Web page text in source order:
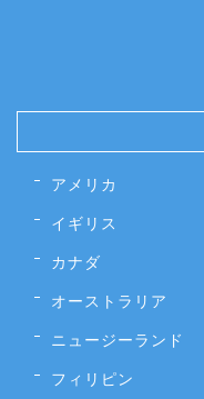
アメリカ
イギリス
カナダ
オーストラリア
ニュージーランド
フィリピン